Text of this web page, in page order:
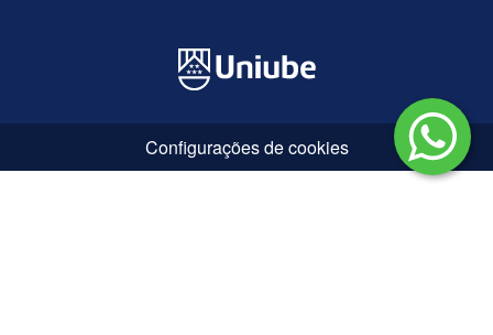
Configurações de cookies